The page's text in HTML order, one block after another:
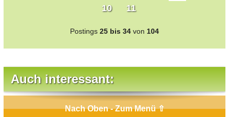
10
11
Postings 25 bis 34 von 104
Auch interessant:
Nach Oben - Zum Menü ⇧